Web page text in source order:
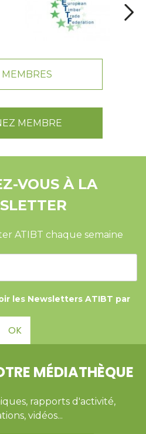
MEMBRE
VOUS À LA
ATIBT chaque semaine
les Newsletters ATIBT par
OK
MÉDIATHÈQUE
rapports d'activité,
vidéos...